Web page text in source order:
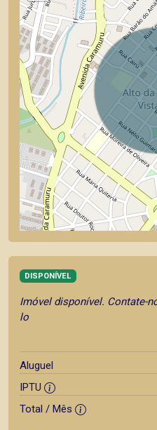
DISPONÍVEL
Imóvel disponível. Contate-
lo
Aluguel
IPTU
Total / Mês